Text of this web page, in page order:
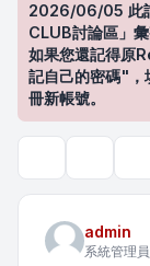
2026/06/05 此
CLUB討論區」
如果您還記得原
記自己的密碼"，
冊新帳號。
admin
系統管理員